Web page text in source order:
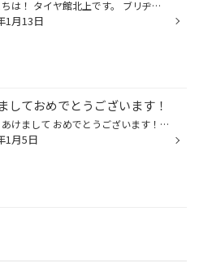
こんにちは！ タイヤ館北上です。 ブリヂストンから 新商品タイヤの お知らせです！＼(^o^)／ NEWNO（ニューノ） 1.雨の日の安全性能が進化 2.高いライフ性能で経済性が向上 3.豊富なサイズラインアップ NEWNO(ニューノ)は全サイズ 「低燃費タイヤ」です(^^♪ 2023年2月1日デビュー！！ 詳しくは下記...
1月13日
しておめでとうございます！
新年、あけまして おめでとうございます！！ タイヤ館北上です。 本日より通常営業スタートです！ (｀・ω・´)ゞ 本年もタイヤ館北上を 宜しくお願い申し上げます！ ＼(^o^)／
1月5日